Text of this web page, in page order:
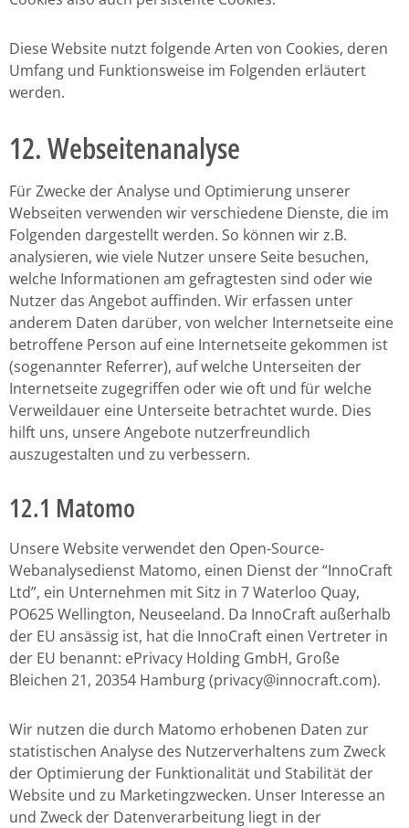
Diese Website nutzt folgende Arten von Cookies, deren
Umfang und Funktionsweise im Folgenden erläutert
werden.
12. Webseitenanalyse
Für Zwecke der Analyse und Optimierung unserer
Webseiten verwenden wir verschiedene Dienste, die im
Folgenden dargestellt werden. So können wir z.B.
analysieren, wie viele Nutzer unsere Seite besuchen,
welche Informationen am gefragtesten sind oder wie
Nutzer das Angebot auffinden. Wir erfassen unter
anderem Daten darüber, von welcher Internetseite eine
betroffene Person auf eine Internetseite gekommen ist
(sogenannter Referrer), auf welche Unterseiten der
Internetseite zugegriffen oder wie oft und für welche
Verweildauer eine Unterseite betrachtet wurde. Dies
hilft uns, unsere Angebote nutzerfreundlich
auszugestalten und zu verbessern.
12.1 Matomo
Unsere Website verwendet den Open-Source-
Webanalysedienst Matomo, einen Dienst der “InnoCraft
Ltd”, ein Unternehmen mit Sitz in 7 Waterloo Quay,
PO625 Wellington, Neuseeland. Da InnoCraft außerhalb
der EU ansässig ist, hat die InnoCraft einen Vertreter in
der EU benannt: ePrivacy Holding GmbH, Große
Bleichen 21, 20354 Hamburg (privacy@innocraft.com).
Wir nutzen die durch Matomo erhobenen Daten zur
statistischen Analyse des Nutzerverhaltens zum Zweck
der Optimierung der Funktionalität und Stabilität der
Website und zu Marketingzwecken. Unser Interesse an
und Zweck der Datenverarbeitung liegt in der